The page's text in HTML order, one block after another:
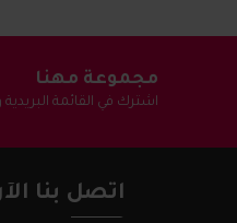
مجموعة مهنا
اشترك في القائمة
اتصل بنا